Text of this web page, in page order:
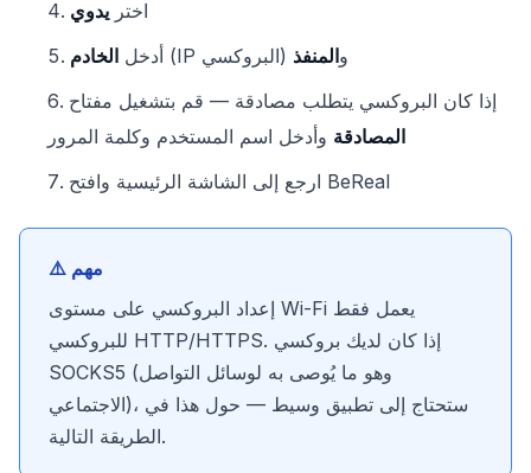
اختر يدوي
أدخل الخادم (IP البروكسي) والمنفذ
إذا كان البروكسي يتطلب مصادقة — قم بتشغيل مفتاح
المصادقة وأدخل اسم المستخدم وكلمة المرور
ارجع إلى الشاشة الرئيسية وافتح BeReal
⚠️ مهم
إعداد البروكسي على مستوى Wi-Fi يعمل فقط
للبروكسي HTTP/HTTPS. إذا كان لديك بروكسي
SOCKS5 (وهو ما يُوصى به لوسائل التواصل
الاجتماعي)، ستحتاج إلى تطبيق وسيط — حول هذا في
الطريقة التالية.